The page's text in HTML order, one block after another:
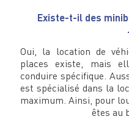
Existe-t-il des
Oui, la location de
places existe, mais
conduire spécifique.
est spécialisé dans la
maximum. Ainsi, pour
êtes au